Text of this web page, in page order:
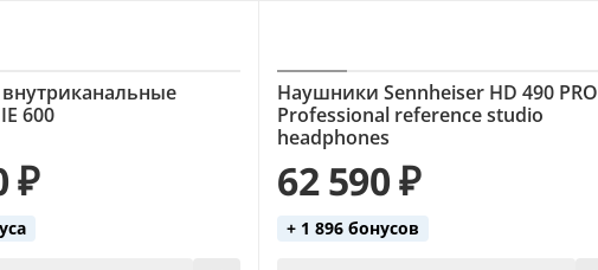
600
₽
Наушники Sennheiser HD 490 PRO
Professional reference studio
headphones
62 590 ₽
+ 1 896 бонусов